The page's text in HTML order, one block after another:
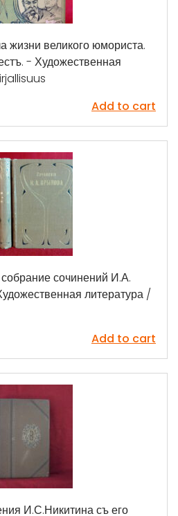
жизни великого юмориста.
- Художественная
Add to cart
сочинений И.А.
литература /
Add to cart
И.С.Никитина съ его